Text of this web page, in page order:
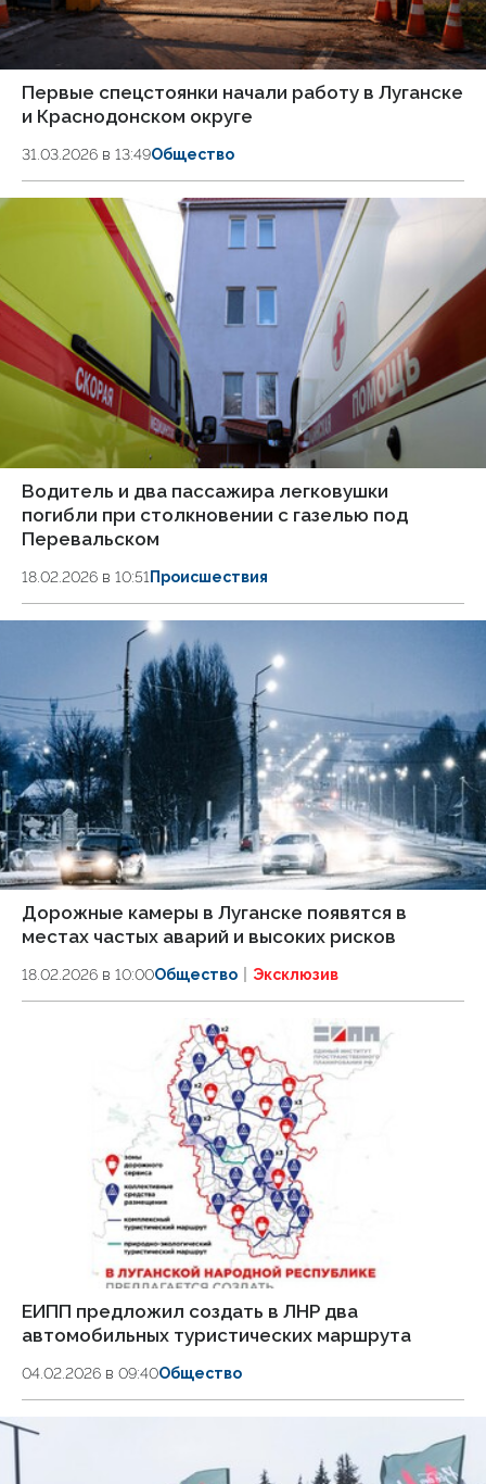
Первые спецстоянки начали работу в Луганске
и Краснодонском округе
31.03.2026 в 13:49Общество
Водитель и два пассажира легковушки
погибли при столкновении с газелью под
Перевальском
18.02.2026 в 10:51Происшествия
Дорожные камеры в Луганске появятся в
местах частых аварий и высоких рисков
18.02.2026 в 10:00Общество Эксклюзив
ЕИПП предложил создать в ЛНР два
автомобильных туристических маршрута
04.02.2026 в 09:40Общество